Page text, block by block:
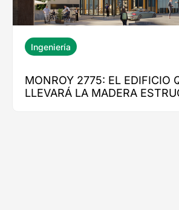
Ingeniería
MONROY 2775: EL EDIFICIO
LLEVARÁ LA MADERA